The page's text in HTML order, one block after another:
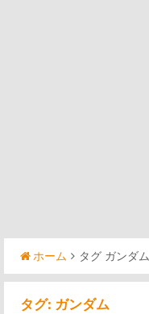
ホーム タグ ガンダム
タグ: ガンダム